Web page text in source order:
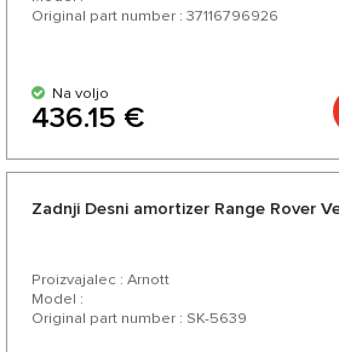
Original part number : 37116796926
Na voljo
436.15 €
Zadnji Desni amortizer Range Rover
Proizvajalec : Arnott
Model :
Original part number : SK-5639